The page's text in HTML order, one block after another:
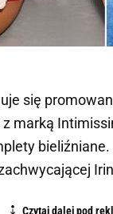
się
marką